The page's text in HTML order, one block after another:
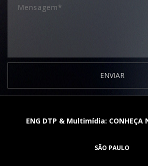
ENVIAR
ENG DTP & Multimídia: CONHEÇA
SÃO PAULO